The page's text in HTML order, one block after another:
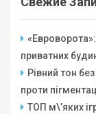
приватних
Рівний тон
проти
ТОП м\’яких